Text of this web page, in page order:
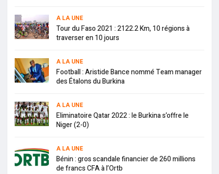
A LA UNE
Tour du Faso 2021 : 2122.2 Km, 10 régions à
traverser en 10 jours
A LA UNE
Football : Aristide Bance nommé Team manager
des Étalons du Burkina
A LA UNE
Eliminatoire Qatar 2022 : le Burkina s’offre le
Niger (2-0)
A LA UNE
Bénin : gros scandale financier de 260 millions
de francs CFA à l’Ortb